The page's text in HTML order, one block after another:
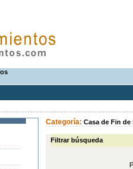
Categoría: Casa de Fin de
Filtrar búsqueda